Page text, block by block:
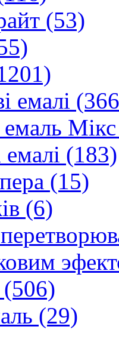
(53)
емалі
(183)
(15)
(6)
(506)
(29)